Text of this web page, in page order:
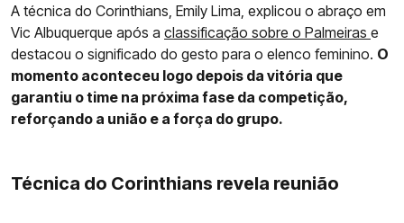
A técnica do Corinthians, Emily Lima, explicou o abraço em
Vic Albuquerque após a classificação sobre o Palmeiras e
destacou o significado do gesto para o elenco feminino. O
momento aconteceu logo depois da vitória que
garantiu o time na próxima fase da competição,
reforçando a união e a força do grupo.
Técnica do Corinthians revela reunião